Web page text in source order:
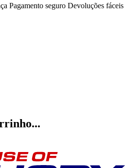
Pagamento seguro Devoluções fáceis